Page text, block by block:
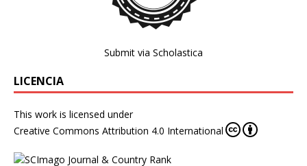
Submit via Scholastica
LICENCIA
This work is licensed under
Creative Commons Attribution 4.0 International